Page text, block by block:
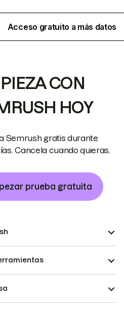
Acceso gratuito a más datos
CON
HOY
Semrush gratis durante
Cancela cuando quieras.
prueba gratuita